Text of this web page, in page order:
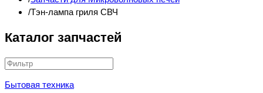
Тэн-лампа гриля СВЧ
Каталог запчастей
Бытовая техника